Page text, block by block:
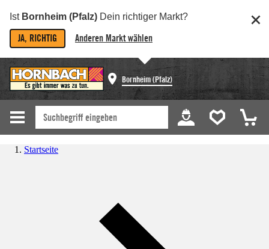
Ist Bornheim (Pfalz) Dein richtiger Markt?
JA, RICHTIG Anderen Markt wählen
Bornheim (Pfalz)
Startseite